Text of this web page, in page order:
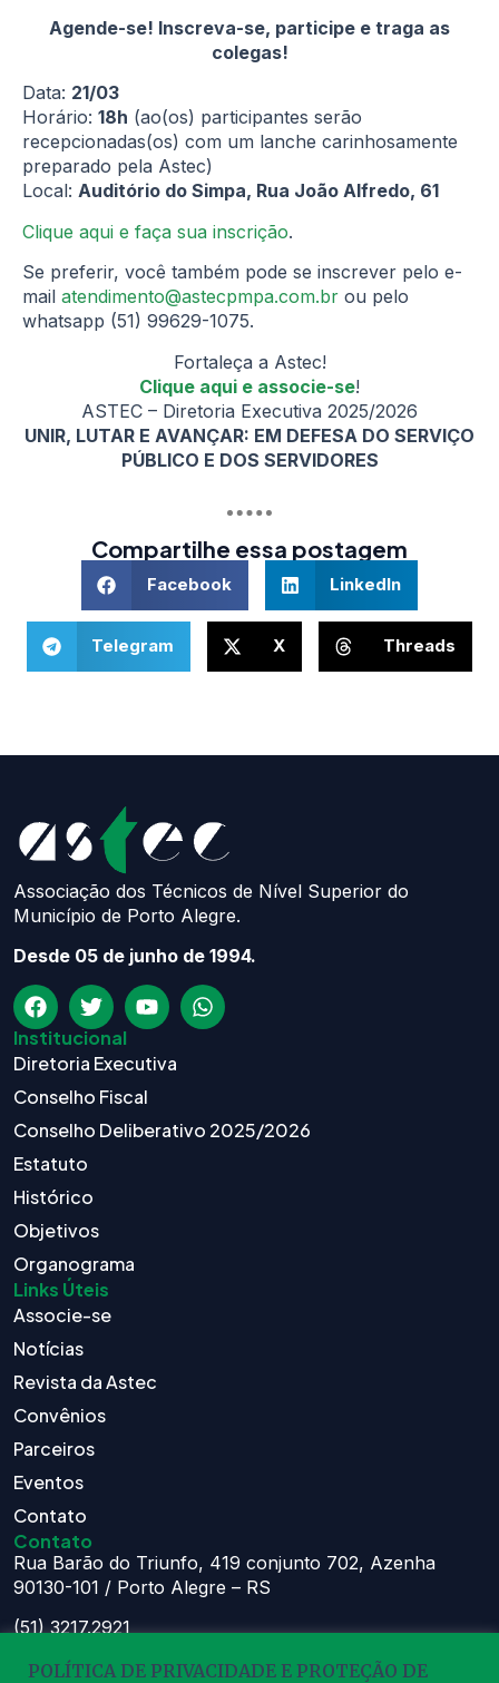
Agende-se! Inscreva-se, participe e traga as
colegas!
Data: 21/03
Horário: 18h (ao(os) participantes serão
recepcionadas(os) com um lanche carinhosamente
preparado pela Astec)
Local: Auditório do Simpa, Rua João Alfredo, 61
Clique aqui e faça sua inscrição.
Se preferir, você também pode se inscrever pelo e-
mail atendimento@astecpmpa.com.br ou pelo
whatsapp (51) 99629-1075.
Fortaleça a Astec!
Clique aqui e associe-se!
ASTEC – Diretoria Executiva 2025/2026
UNIR, LUTAR E AVANÇAR: EM DEFESA DO SERVIÇO
PÚBLICO E DOS SERVIDORES
Compartilhe essa postagem
Facebook LinkedIn
Telegram X Threads
Associação dos Técnicos de Nível Superior do
Município de Porto Alegre.
Desde 05 de junho de 1994.
Institucional
Diretoria Executiva
Conselho Fiscal
Conselho Deliberativo 2025/2026
Estatuto
Histórico
Objetivos
Organograma
Links Úteis
Associe-se
Notícias
Revista da Astec
Convênios
Parceiros
Eventos
Contato
Contato
Rua Barão do Triunfo, 419 conjunto 702, Azenha
90130-101 / Porto Alegre – RS
(51) 3217.2921
POLÍTICA DE PRIVACIDADE E PROTEÇÃO DE